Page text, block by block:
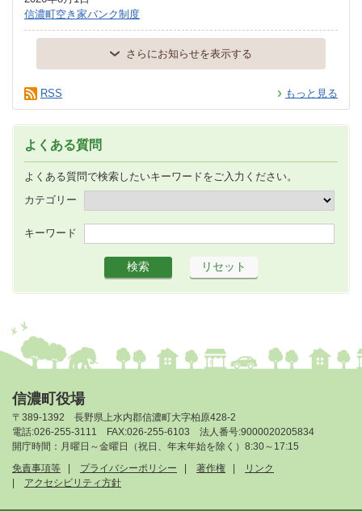
信濃町空き家バンク制度
さらにお知らせを表示する
もっと見る
RSS
よくある質問
よくある質問で検索したいキーワードをご入力ください。
カテゴリー
キーワード
信濃町役場
〒389-1392 長野県上水内郡信濃町大字柏原428-2
電話:026-255-3111 FAX:026-255-6103 法人番号:9000020205834
開庁時間：月曜日～金曜日（祝日、年末年始を除く）8:30～17:15
免責事項等
プライバシーポリシー 著作権
リンク
アクセシビリティ方針